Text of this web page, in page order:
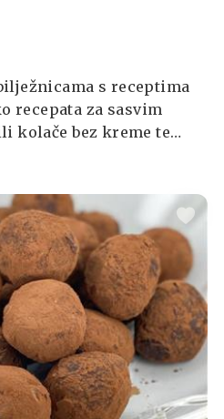
s receptima
recepata za sasvim
kolače bez kreme te
i jednu takvu kremu
Recepti se nalaze u
se zovu “Rolad sa
od čokolade za torte i